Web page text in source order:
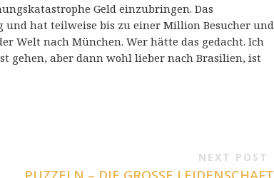
Geld einzubringen. Das
und hat teilweise bis zu einer Million Besucher und
Welt nach München. Wer hätte das gedacht. Ich
gehen, aber dann wohl lieber nach Brasilien, ist
NEXT POST